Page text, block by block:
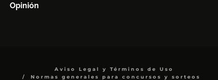
Opinión
Aviso Legal y Términos de Uso
Normas generales para concursos y sorteos